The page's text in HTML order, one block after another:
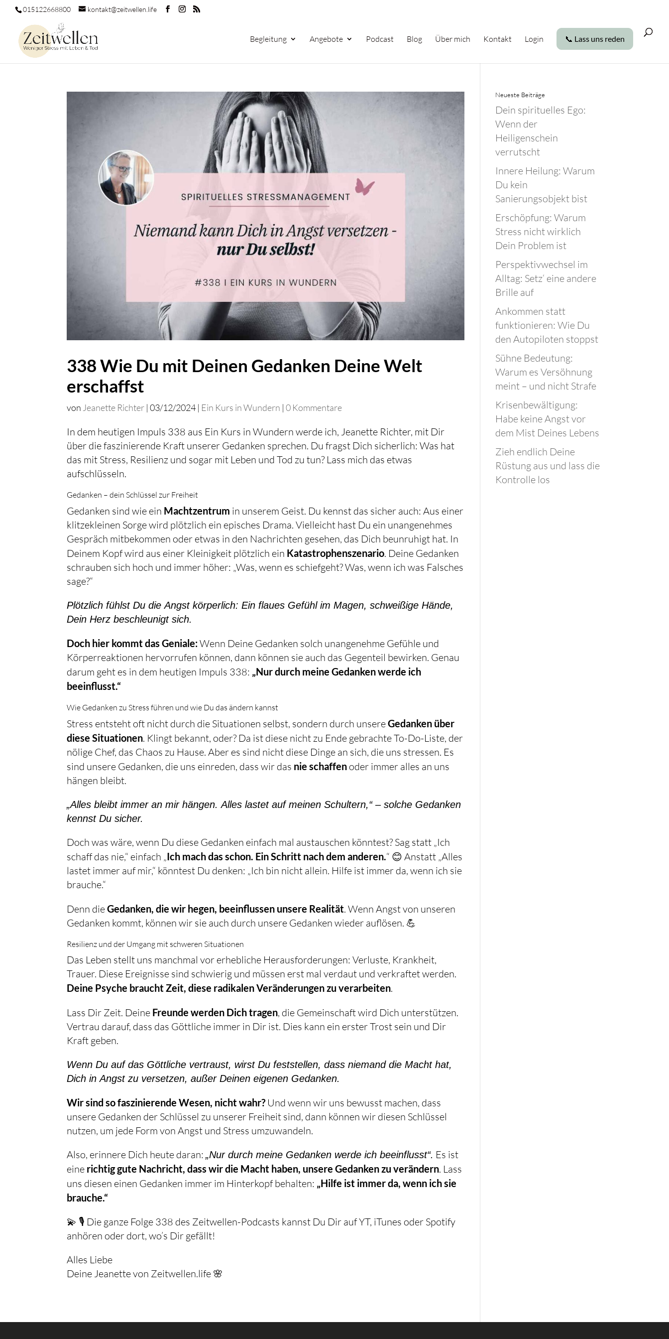
015122668800 kontakt@zeitwellen.life
Begleitung Angebote Podcast Blog Über mich Kontakt Login 📞 Lass uns reden
338 Wie Du mit Deinen Gedanken Deine Welt
erschaffst
von Jeanette Richter |03/12/2024 | Ein Kurs in Wundern |0 Kommentare
In dem heutigen Impuls 338 aus Ein Kurs in Wundern werde ich, Jeanette Richter, mit Dir
über die faszinierende Kraft unserer Gedanken sprechen. Du fragst Dich sicherlich: Was hat
das mit Stress, Resilienz und sogar mit Leben und Tod zu tun? Lass mich das etwas
aufschlüsseln.
Gedanken – dein Schlüssel zur Freiheit
Gedanken sind wie ein Machtzentrum in unserem Geist. Du kennst das sicher auch: Aus einer
klitzekleinen Sorge wird plötzlich ein episches Drama. Vielleicht hast Du ein unangenehmes
Gespräch mitbekommen oder etwas in den Nachrichten gesehen, das Dich beunruhigt hat. In
Deinem Kopf wird aus einer Kleinigkeit plötzlich ein Katastrophenszenario. Deine Gedanken
schrauben sich hoch und immer höher: „Was, wenn es schiefgeht? Was, wenn ich was Falsches
sage?“
Plötzlich fühlst Du die Angst körperlich: Ein flaues Gefühl im Magen, schweißige Hände,
Dein Herz beschleunigt sich.
Doch hier kommt das Geniale:Wenn Deine Gedanken solch unangenehme Gefühle und
Körperreaktionen hervorrufen können, dann können sie auch das Gegenteil bewirken. Genau
darum geht es in dem heutigen Impuls 338: „Nur durch meine Gedanken werde ich
beeinflusst.“
Wie Gedanken zu Stress führen und wie Du das ändern kannst
Stress entsteht oft nicht durch die Situationen selbst, sondern durch unsereGedanken über
diese Situationen. Klingt bekannt, oder? Da ist diese nicht zu Ende gebrachte To-Do-Liste, der
nölige Chef, das Chaos zu Hause. Aber es sind nicht diese Dinge an sich, die uns stressen. Es
sind unsere Gedanken, die uns einreden, dass wir das nie schaffen oder immer alles an uns
hängen bleibt.
„Alles bleibt immer an mir hängen. Alles lastet auf meinen Schultern,“ – solche Gedanken
kennst Du sicher.
Doch was wäre, wenn Du diese Gedanken einfach mal austauschen könntest? Sag statt „Ich
schaff das nie,“ einfach „Ich mach das schon. Ein Schritt nach dem anderen.“ 😊 Anstatt „Alles
lastet immer auf mir,“ könntest Du denken: „Ich bin nicht allein. Hilfe ist immer da, wenn ich sie
brauche.“
Denn dieGedanken, die wir hegen, beeinflussen unsere Realität. Wenn Angst von unseren
Gedanken kommt, können wir sie auch durch unsere Gedanken wieder auflösen. 💪
Resilienz und der Umgang mit schweren Situationen
Das Leben stellt uns manchmal vor erhebliche Herausforderungen: Verluste, Krankheit,
Deine Psyche braucht Zeit, diese radikalen Veränderungen zu verarbeiten.
Lass Dir Zeit. Deine Freunde werden Dich tragen, die Gemeinschaft wird Dich unterstützen.
Vertrau darauf, dass das Göttliche immer in Dir ist. Dies kann ein erster Trost sein und Dir
Kraft geben.
Wenn Du auf das Göttliche vertraust, wirst Du feststellen, dass niemand die Macht hat,
Dich in Angst zu versetzen, außer Deinen eigenen Gedanken.
Wir sind so faszinierende Wesen, nicht wahr? Und wenn wir uns bewusst machen, dass
unsere Gedanken der Schlüssel zu unserer Freiheit sind, dann können wir diesen Schlüssel
nutzen, um jede Form von Angst und Stress umzuwandeln.
Also, erinnere Dich heute daran:„Nur durch meine Gedanken werde ich beeinflusst“. Es ist
eine richtig gute Nachricht, dass wir die Macht haben, unsere Gedanken zu verändern. Lass
uns diesen einen Gedanken immer im Hinterkopf behalten: „Hilfe ist immer da, wenn ich sie
brauche.“
💫 🎙️ Die ganze Folge 338 des Zeitwellen-Podcasts kannst Du Dir auf YT, iTunes oder Spotify
anhören oder dort, wo’s Dir gefällt!
Alles Liebe
Deine Jeanette von Zeitwellen.life 🌸
Neueste Beiträge
Dein spirituelles Ego:
Wenn der
Heiligenschein
verrutscht
Innere Heilung: Warum
Du kein
Sanierungsobjekt bist
Erschöpfung: Warum
Stress nicht wirklich
Dein Problem ist
Perspektivwechsel im
Alltag: Setz‘ eine andere
Brille auf
Ankommen statt
funktionieren: Wie Du
den Autopiloten stoppst
Sühne Bedeutung:
Warum es Versöhnung
meint – und nicht Strafe
Krisenbewältigung:
Habe keine Angst vor
dem Mist Deines Lebens
Zieh endlich Deine
Rüstung aus und lass die
Kontrolle los